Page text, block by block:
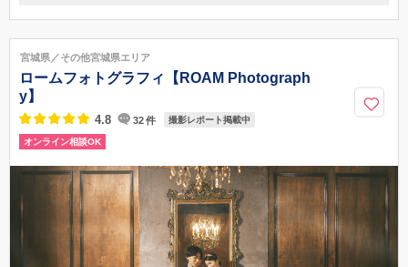
宮城県仙台市青葉区中央4-6-1, 仙台国際ホテル4階
070-1141-7169
宮城県／その他宮城県エリア
ロームフォトグラフィ【ROAM Photograph
y】
4.8 32件 撮影レポート掲載中
オンライン相談OK